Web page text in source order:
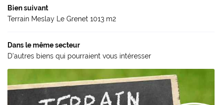
Avis
Contact
Bien suivant
Terrain Meslay Le Grenet 1013 m2
Dans le même secteur
D'autres biens qui pourraient vous intéresser